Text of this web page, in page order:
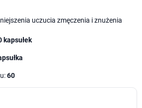
uczucia zmęczenia i znużenia
kapsułek
60